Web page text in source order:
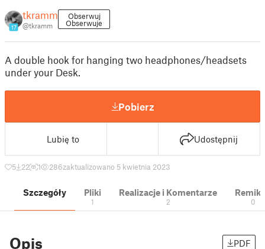
17
tkramm
@tkramm
Obserwuj
Obserwuje
A double hook for hanging two headphones/headsets
under your Desk.
Pobierz
Lubię to Udostępnij
5 22 1 286zaktualizowano 5 kwietnia 2023
Szczegóły Pliki
1
Realizacje i Komentarze
2 0
Opis PDF